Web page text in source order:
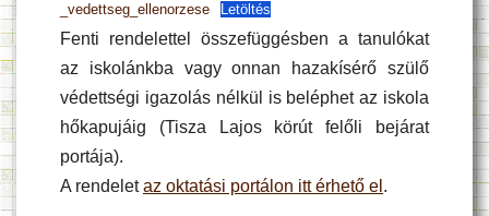
_vedettseg_ellenorzese
Letöltés
Fenti rendelettel összefüggésben a tanulókat
az iskolánkba vagy onnan hazakísérő szülő
védettségi igazolás nélkül is beléphet az iskola
hőkapujáig (Tisza Lajos körút felőli bejárat
portája).
A rendeletaz oktatási portálon itt érhető el .